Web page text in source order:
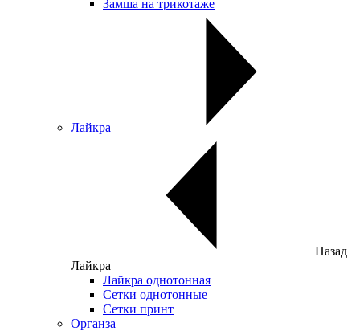
Замша на трикотаже
Лайкра
Назад
Лайкра
Лайкра однотонная
Сетки однотонные
Сетки принт
Органза